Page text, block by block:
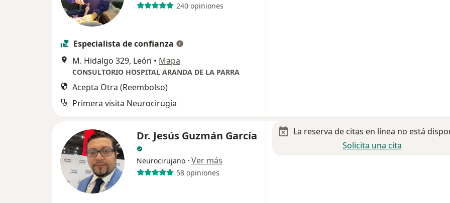
240 opiniones
Especialista de confianza
M. Hidalgo 329, León • Mapa
CONSULTORIO HOSPITAL ARANDA DE LA PARRA
Acepta Otra (Reembolso)
Primera visita Neurocirugía
Dr. Jesús Guzmán García
Neurocirujano · Ver más
58 opiniones
La reserva de citas en línea no está
Solicita una cita